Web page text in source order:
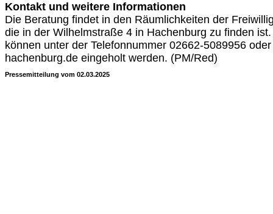
Kontakt und weitere Informationen
Die Beratung findet in den Räumlichkeiten der
die in der Wilhelmstraße 4 in Hachenburg zu finden
können unter der Telefonnummer 02662-5089956
hachenburg.de eingeholt werden. (PM/Red)
Pressemitteilung vom 02.03.2025